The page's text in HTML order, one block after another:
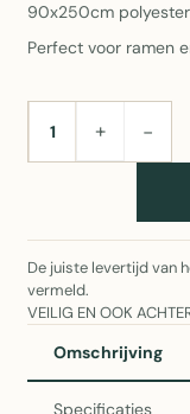
90x250cm
Perfect voor ramen
AANTAL+ −
De juiste levertijd van
vermeld.
VEILIG EN OOK
Omschrijving
Specificaties